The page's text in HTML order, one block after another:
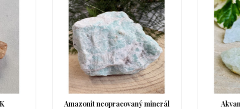
Amazonit neopracovaný minerál
Akvamarín